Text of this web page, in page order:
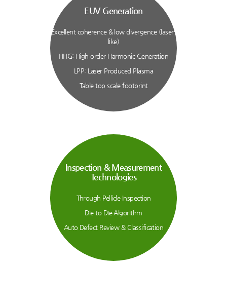
EUV Generation
Excellent coherence & low divergence (laser-
like)
HHG: High order Harmonic Generation
LPP: Laser Produced Plasma
Table top scale footprint
Inspection & Measurement
Technologies
Through Pellicle Inspection
Die to Die Algorithm
Auto Defect Review & Classification